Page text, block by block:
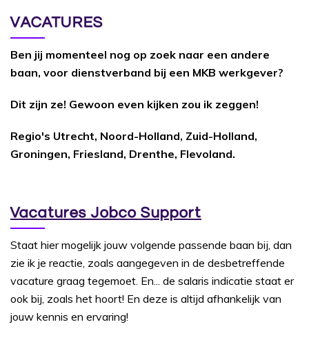
VACATURES
Ben jij momenteel nog op zoek naar een andere
baan, voor dienstverband bij een MKB werkgever?
Dit zijn ze! Gewoon even kijken zou ik zeggen!
Regio's Utrecht, Noord-Holland, Zuid-Holland,
Groningen, Friesland, Drenthe, Flevoland.
Vacatures Jobco Support
Staat hier mogelijk jouw volgende passende baan bij, dan
zie ik je reactie, zoals aangegeven in de desbetreffende
vacature graag tegemoet. En... de salaris indicatie staat er
ook bij, zoals het hoort! En deze is altijd afhankelijk van
jouw kennis en ervaring!